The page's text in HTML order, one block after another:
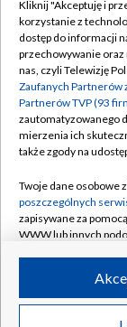
Abonament
Emisja w TVP
Centrum
Naziemna
Rada
System NOS
Informacje o
Program dla
©2026
Kliknij "Akceptuję i
korzystanie z
dostęp do informacji
przechowywanie oraz
nas, czyli Telewizję
Zaufanych Partnerów
Partnerów TVP (93
zautomatyzowanego
mierzenia ich
także zgody na
Twoje dane osobowe
poszczególnych
zapisywane za
WWW lub innych
ruchu w Internecie.
Twoje dane osobowe